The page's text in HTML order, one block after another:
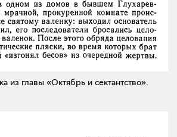
из главы «Октябрь и сектантство».